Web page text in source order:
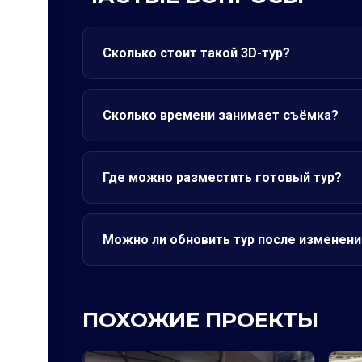
Сколько стоит такой 3D-тур?
Сколько времени занимает съёмка?
Где можно разместить готовый тур?
Можно ли обновить тур после
ПОХОЖИЕ ПРОЕКТЫ